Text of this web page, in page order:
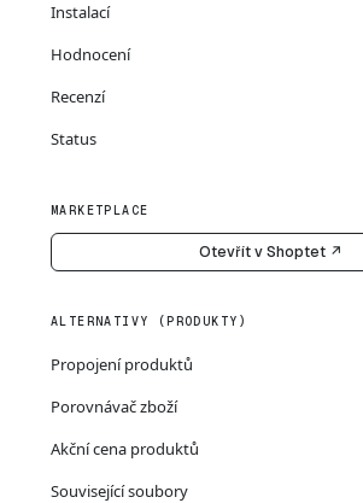
Instalací
Hodnocení
Recenzí
Status
MARKETPLACE
Otevřít v Shoptet ↗
ALTERNATIVY (PRODUKTY)
Propojení produktů
Porovnávač zboží
Akční cena produktů
Související soubory